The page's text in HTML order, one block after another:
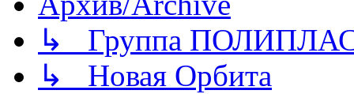
↳ Группа
↳ Новая Орбита